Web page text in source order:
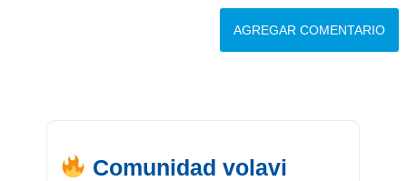
Comunidad volavi